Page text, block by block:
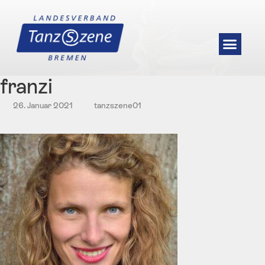
franzi
26. Januar 2021 tanzszene01